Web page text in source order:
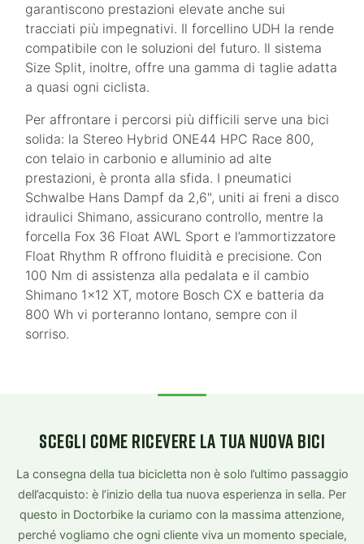
garantiscono prestazioni elevate anche sui
tracciati più impegnativi. Il forcellino UDH la rende
compatibile con le soluzioni del futuro. Il sistema
Size Split, inoltre, offre una gamma di taglie adatta
a quasi ogni ciclista.
Per affrontare i percorsi più difficili serve una bici
solida: la Stereo Hybrid ONE44 HPC Race 800,
con telaio in carbonio e alluminio ad alte
prestazioni, è pronta alla sfida. I pneumatici
Schwalbe Hans Dampf da 2,6", uniti ai freni a disco
idraulici Shimano, assicurano controllo, mentre la
forcella Fox 36 Float AWL Sport e l’ammortizzatore
Float Rhythm R offrono fluidità e precisione. Con
100 Nm di assistenza alla pedalata e il cambio
Shimano 1x12 XT, motore Bosch CX e batteria da
800 Wh vi porteranno lontano, sempre con il
sorriso.
SCEGLI COME RICEVERE LA TUA NUOVA BICI
La consegna della tua bicicletta non è solo l’ultimo passaggio
dell’acquisto: è l’inizio della tua nuova esperienza in sella. Per
questo in Doctorbike la curiamo con la massima attenzione,
perché vogliamo che ogni cliente viva un momento speciale,